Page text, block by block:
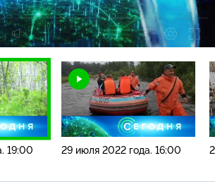
19:00 29 июля 2022 года. 16:00